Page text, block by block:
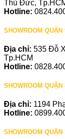
Thủ Đức,
Hotline:
SHOWROOM QUẬN
Địa chỉ: 535 Đỗ
Tp.HCM
Hotline:
SHOWROOM QUẬN
Địa chỉ: 1194
Hotline:
SHOWROOM QUẬN